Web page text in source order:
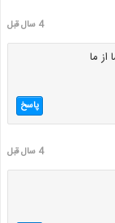
4 سال قبل
ما
پاسخ
4 سال قبل